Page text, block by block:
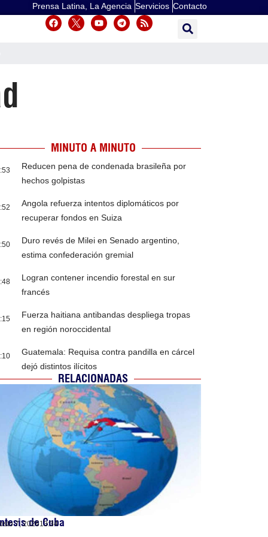
Prensa Latina, La Agencia Servicios Contacto
MINUTO A MINUTO
Reducen pena de condenada brasileña por
hechos golpistas
Angola refuerza intentos diplomáticos por
recuperar fondos en Suiza
Duro revés de Milei en Senado argentino,
estima confederación gremial
Logran contener incendio forestal en sur
francés
Fuerza haitiana antibandas despliega tropas
en región noroccidental
Guatemala: Requisa contra pandilla en cárcel
dejó distintos ilícitos
RELACIONADAS
de Cuba
7, 202613:34